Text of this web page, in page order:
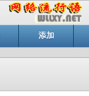
添加